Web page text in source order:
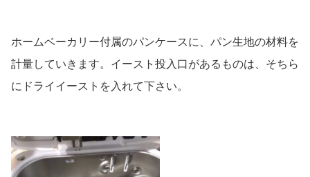
ホームベーカリー付属のパンケースに、パン生地の材料を
計量していきます。イースト投入口があるものは、そちら
にドライイーストを入れて下さい。